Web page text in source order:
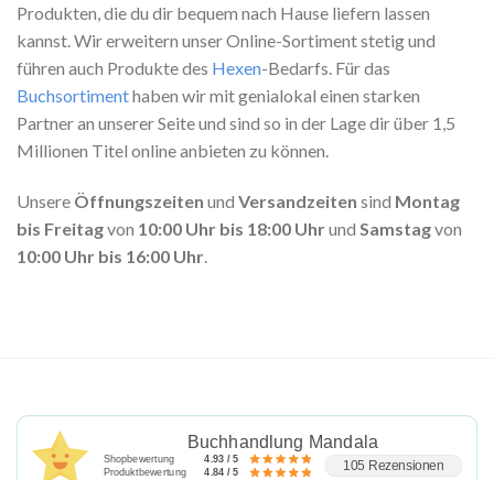
Produkten, die du dir bequem nach Hause liefern lassen
kannst. Wir erweitern unser Online-Sortiment stetig und
führen auch Produkte des Hexen-Bedarfs. Für das
Buchsortimenthaben wir mit genialokal einen starken
Partner an unserer Seite und sind so in der Lage dir über 1,5
Millionen Titel online anbieten zu können.
Unsere Öffnungszeiten und Versandzeiten sind Montag
bis Freitagvon 10:00 Uhr bis 18:00 Uhrund Samstagvon
10:00 Uhr bis 16:00 Uhr
Buchhandlung Mandala
Shopbewertung 4.93 / 5
Produktbewertung 4.84 / 5 105 Rezensionen